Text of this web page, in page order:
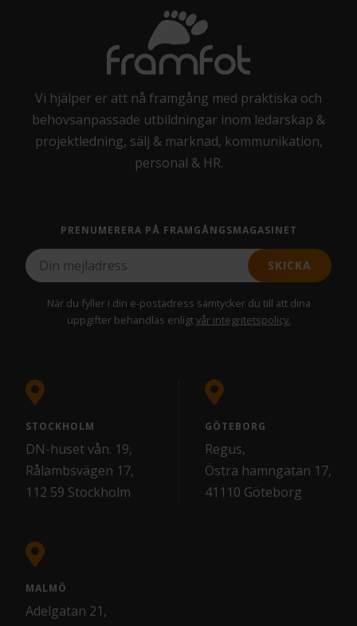
Vi hjälper er att nå framgång med praktiska och
behovsanpassade utbildningar inom ledarskap &
projektledning, sälj & marknad, kommunikation,
personal & HR.
PRENUMERERA PÅ FRAMGÅNGSMAGASINET
SKICKA
När du fyller i din e-postadress samtycker du till att dina
uppgifter behandlas enligtvår integritetspolicy.
STOCKHOLM
DN-huset vån. 19,
Rålambsvägen 17,
112 59 Stockholm
GÖTEBORG
Regus,
Östra hamngatan 17,
41110 Göteborg
MALMÖ
Adelgatan 21,